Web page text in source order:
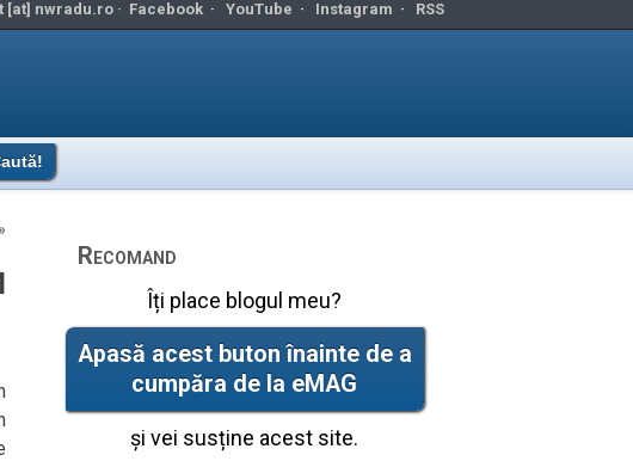
[at] nwradu.ro · Facebook· YouTube · Instagram · RSS
»
Recomand
Îți place blogul meu?
Apasă acest buton înainte de a
cumpăra de la eMAG
și vei susține acest site.